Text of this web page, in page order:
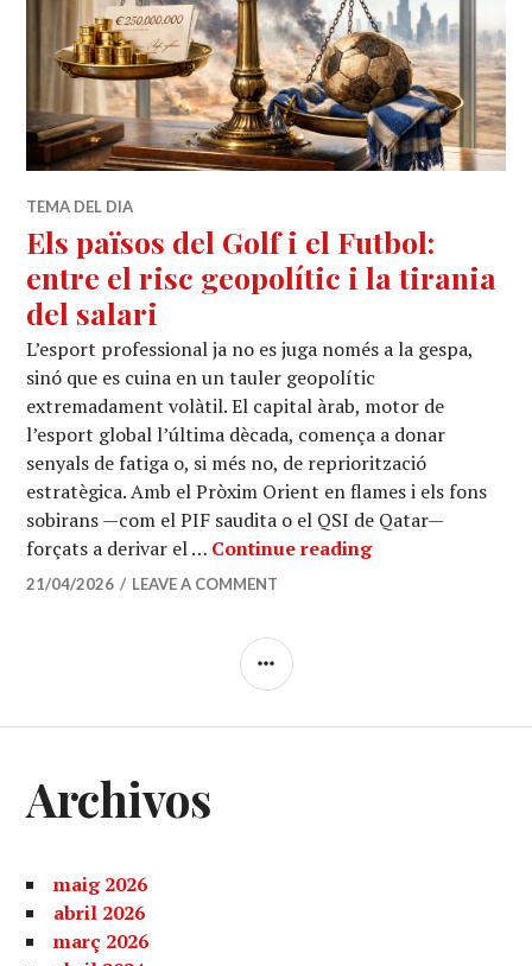
TEMA DEL DIA
Els països del Golf i el Futbol:
entre el risc geopolític i la tirania
del salari
L’esport professional ja no es juga només a la gespa,
sinó que es cuina en un tauler geopolític
extremadament volàtil. El capital àrab, motor de
l’esport global l’última dècada, comença a donar
senyals de fatiga o, si més no, de repriorització
estratègica. Amb el Pròxim Orient en flames i els fons
sobirans —com el PIF saudita o el QSI de Qatar—
forçats a derivar el … Continue readingEls països del
21/04/2026 LEAVE A COMMENT
SIDEBAR
Archivos
maig 2026
abril 2026
març 2026